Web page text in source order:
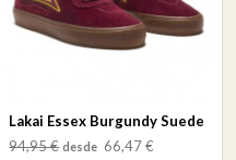
Lakai Essex Burgundy Suede
94,95 € desde 66,47 €